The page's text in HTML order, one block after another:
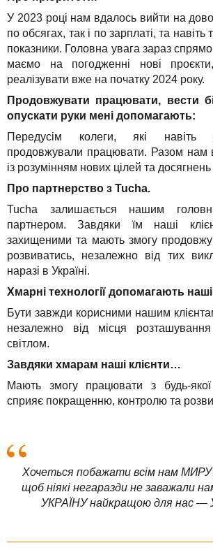
У 2023 році нам вдалось вийти на
по обсягах, так і по зарплаті, та навіть
показники. Головна увага зараз
маємо на погодженні нові
реалізувати вже на початку 2024 року.
Продовжувати працювати, вести
опускати руки мені допомагають:
Передусім колеги, які навіть
продовжували працювати. Разом нам
із розумінням нових цілей та
Про партнерство з Tucha.
Tucha залишається нашим
партнером. Завдяки їм наші
захищеними та мають змогу
розвиватись, незалежно від тих
наразі в Україні.
Хмарні технології допомагають
Бути завжди корисними нашим
незалежно від місця
світлом.
Завдяки хмарам наші клієнти…
Мають змогу працювати з будь-
сприяє покращенню, контролю та
Хочеться побажати всім нам
щоб ніякі негаразди не заважали
УКРАЇНУ найкращою для нас —